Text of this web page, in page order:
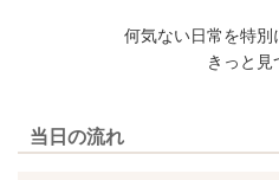
何気ない日常を特別
きっと見
当日の流れ